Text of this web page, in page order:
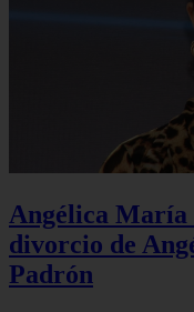
Angélica María
divorcio de
Padrón